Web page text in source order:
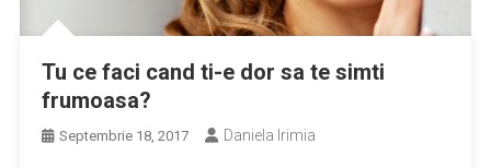
Tu ce faci cand ti-e dor sa te simti
frumoasa?
Septembrie 18, 2017 Daniela Irimia